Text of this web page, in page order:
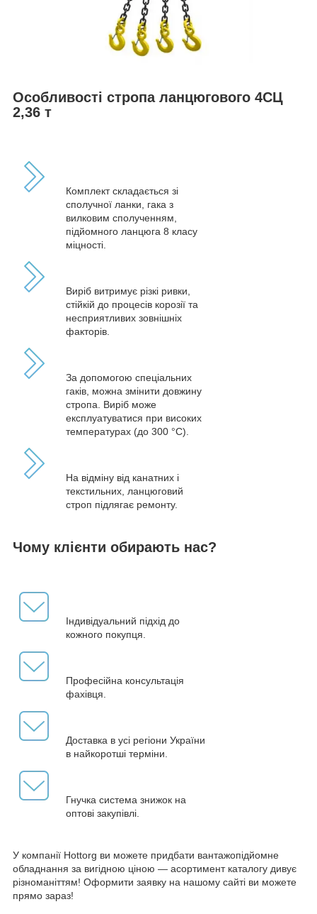
Особливості стропа ланцюгового 4СЦ
2,36 т
Комплект складається зі
сполучної ланки, гака з
вилковим сполученням,
підйомного ланцюга 8 класу
міцності.
Виріб витримує різкі ривки,
стійкій до процесів корозії та
несприятливих зовнішніх
факторів.
За допомогою спеціальних
гаків, можна змінити довжину
стропа. Виріб може
експлуатуватися при високих
температурах (до 300 °С).
На відміну від канатних і
текстильних, ланцюговий
строп підлягає ремонту.
Чому клієнти обирають нас?
Індивідуальний підхід до
кожного покупця.
Професійна консультація
фахівця.
Доставка в усі регіони України
в найкоротші терміни.
Гнучка система знижок на
оптові закупівлі.
У компанії Hottorg ви можете придбати вантажопідйомне
обладнання за вигідною ціною — асортимент каталогу дивує
різноманіттям! Оформити заявку на нашому сайті ви можете
прямо зараз!